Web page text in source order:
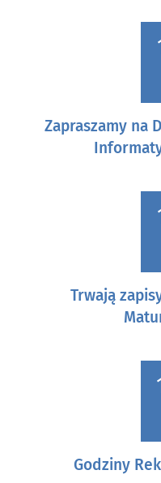
Zapraszamy na
Trwają
Godziny